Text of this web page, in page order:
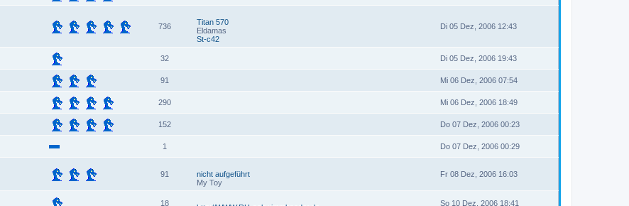
736
Titan 570
Eldamas
St-c42
Di 05 Dez, 2006 12:43
32 Di 05 Dez, 2006 19:43
91 Mi 06 Dez, 2006 07:54
290 Mi 06 Dez, 2006 18:49
152 Do 07 Dez, 2006 00:23
1 Do 07 Dez, 2006 00:29
91
nicht aufgeführt
My Toy
Fr 08 Dez, 2006 16:03
18 So 10 Dez, 2006 18:41